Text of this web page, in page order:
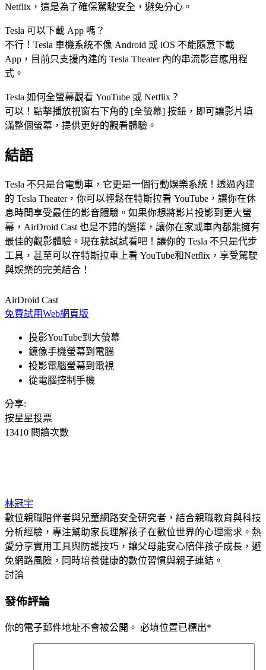
Netflix，這是為了確保駕駛安全，避免分心。
Tesla 可以下載 App 嗎？
不行！Tesla 車機系統不像 Android 或 iOS 不能隨意下載
App，目前只支援內建的 Tesla Theater 內的串流影音應用程
式。
Tesla 如何全螢幕觀看 YouTube 或 Netflix？
可以！點擊播放視窗右下角的 [全螢幕] 按鈕，即可讓影片填
滿整個螢幕，提供更好的觀看體驗。
結語
Tesla 不只是台電動車，它更是一個行動娛樂系統！透過內建
的 Tesla Theater，你可以輕鬆在特斯拉看 YouTube，讓你在休
息時間享受最佳的影音體驗。如果你想將影片投影到更大螢
幕，AirDroid Cast 也是不錯的選擇，讓你在家或車內都能擁有
最佳的觀影體驗。現在就試試看吧！讓你的 Tesla 不只是代步
工具，甚至可以在特斯拉車上看 YouTube和Netflix，享受駕駛
與娛樂的完美結合！
AirDroid Cast
免費試用Web網頁版
投影YouTube到大螢幕
鏡像手機螢幕到電腦
投影電腦螢幕到電視
從電腦控制手機
分享:
按星星投票
13410 閲讀次數
林冠宇
數位親職陪伴者與兒童網路安全研究者，結合親職教育與科技
分析經驗，專注幫助家長理解孩子在數位世界的心理需求。熱
愛分享實用工具與防護技巧，讓父母能安心陪伴孩子成長，避
免網路風險，同時培養健康的數位習慣與親子連結。
討論
發佈評論
你的電子郵件地址不會被公開。 必填位置已標出*